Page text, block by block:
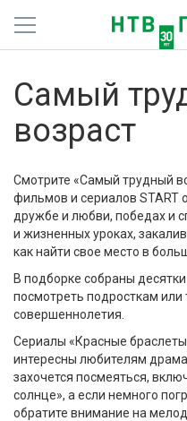
Подписки
Радио
Спутниковым абонентам
О сайте
Активировать промокод
Самый
возраст
Смотрите «Самый трудный
фильмов и сериалов START
дружбе и любви, победах и
и жизненных уроках,
как найти свое место в
В подборке собраны
посмотреть подросткам или
совершеннолетия.
Сериалы «Красные
интересны любителям
захочется посмеяться,
солнце», а если немного
обратите внимание на